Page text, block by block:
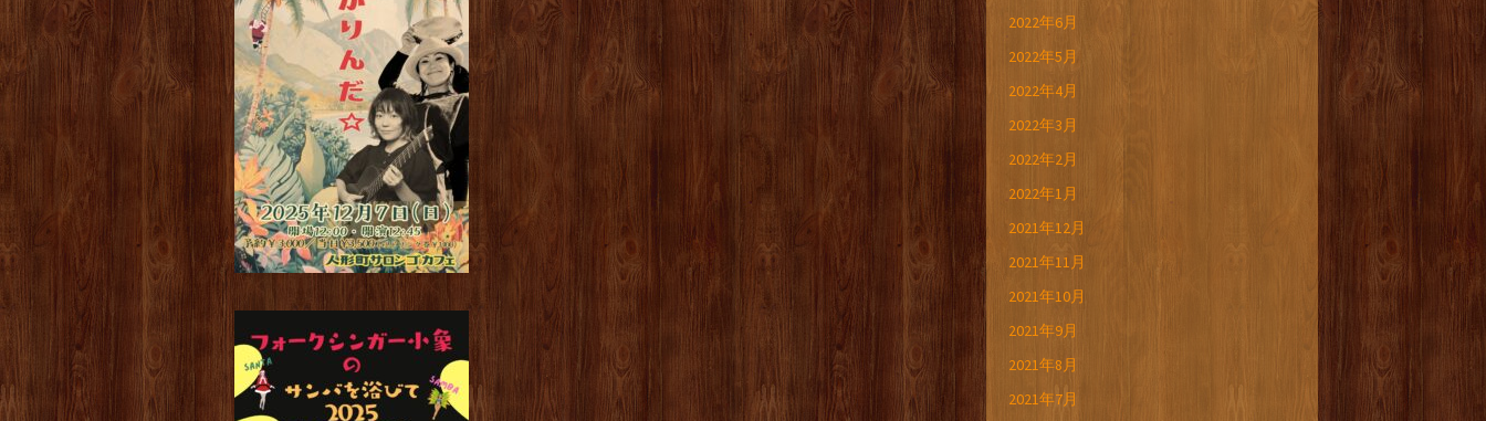
2022年6月
2022年5月
2022年4月
2022年3月
2022年2月
2022年1月
2021年12月
2021年11月
2021年10月
2021年9月
2021年8月
2021年7月